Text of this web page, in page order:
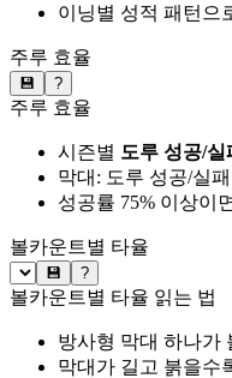
이닝별 성적 패턴으
주루 효율
💾 ?
주루 효율
시즌별 도루 성공/실
막대: 도루 성공/실
성공률 75% 이상이
볼카운트별 타율
💾 ?
볼카운트별 타율 읽는 법
방사형 막대 하나가
막대가 길고 붉을수